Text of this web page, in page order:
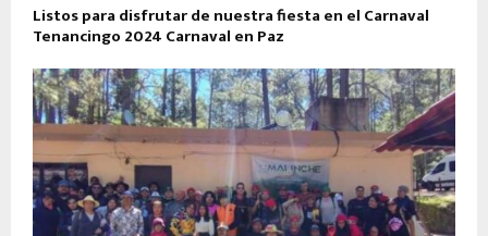
Listos para disfrutar de nuestra fiesta en el Carnaval
Tenancingo 2024 Carnaval en Paz